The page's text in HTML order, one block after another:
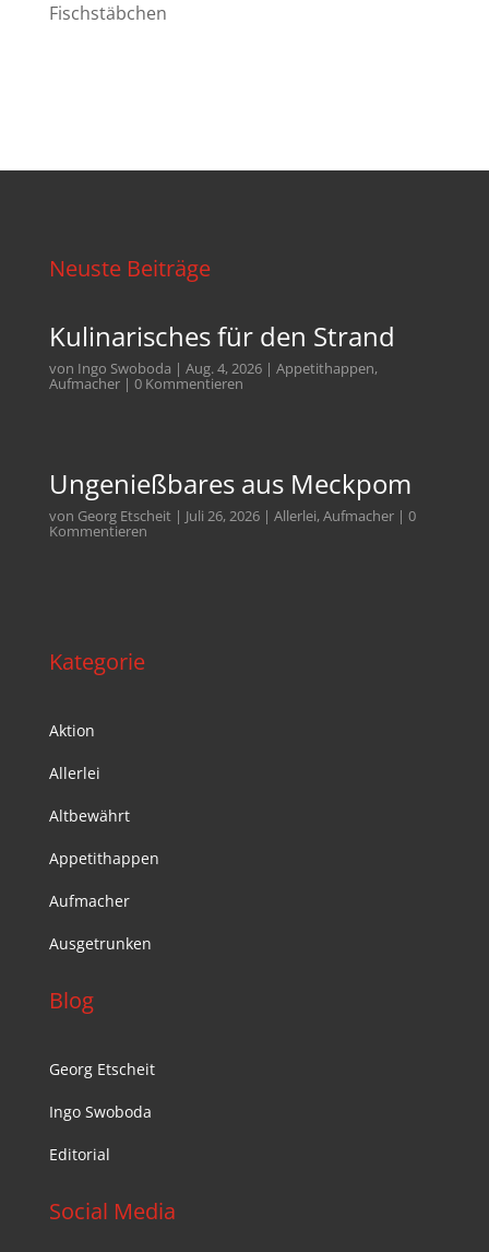
Fischstäbchen
Neuste Beiträge
Kulinarisches für den Strand
von Ingo Swoboda | Aug. 4, 2026| Appetithappen,
Aufmacher| 0 Kommentieren
Ungenießbares aus Meckpom
von Georg Etscheit| Juli 26, 2026| Allerlei,Aufmacher| 0
Kommentieren
Kategorie
Aktion
Allerlei
Altbewährt
Appetithappen
Aufmacher
Ausgetrunken
Blog
Georg Etscheit
Ingo Swoboda
Editorial
Social Media